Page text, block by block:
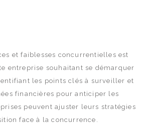
et faiblesses concurrentielles est
entreprise souhaitant se démarquer
les points clés à surveiller et
financières pour anticiper les
peuvent ajuster leurs stratégies
face à la concurrence.